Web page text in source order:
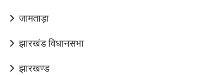
जामताड़ा
झारखंड विधानसभा
झारखण्ड